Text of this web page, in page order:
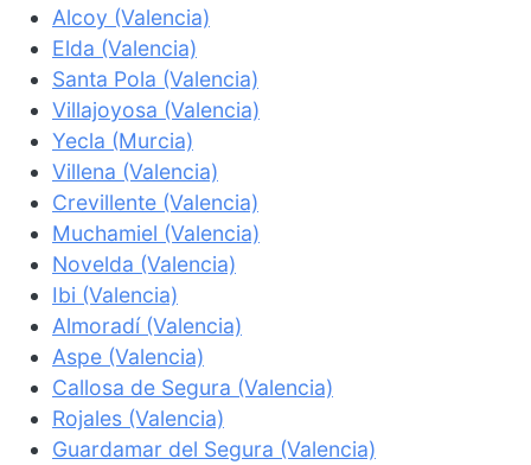
Alcoy (Valencia)
Elda (Valencia)
Santa Pola (Valencia)
Villajoyosa (Valencia)
Yecla (Murcia)
Villena (Valencia)
Crevillente (Valencia)
Muchamiel (Valencia)
Novelda (Valencia)
Ibi (Valencia)
Almoradí (Valencia)
Aspe (Valencia)
Callosa de Segura (Valencia)
Rojales (Valencia)
Guardamar del Segura (Valencia)